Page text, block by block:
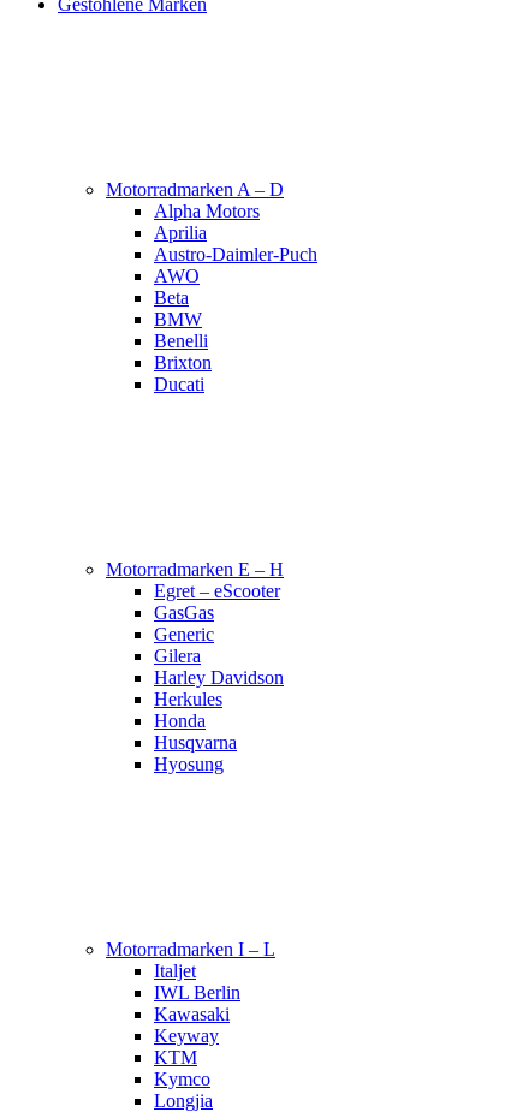
Gestohlene Marken
Motorradmarken A – D
Alpha Motors
Aprilia
Austro-Daimler-Puch
AWO
Beta
BMW
Benelli
Brixton
Ducati
Motorradmarken E – H
Egret – eScooter
GasGas
Generic
Gilera
Harley Davidson
Herkules
Honda
Husqvarna
Hyosung
Motorradmarken I – L
Italjet
IWL Berlin
Kawasaki
Keyway
KTM
Kymco
Longjia